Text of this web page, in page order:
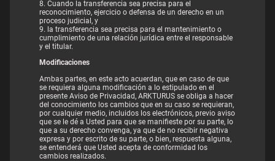
8. Cuando la transferencia sea precisa para el
reconocimiento, ejercicio o defensa de un derecho en un
proceso judicial, y
9. la transferencia sea precisa para el mantenimiento o
cumplimiento de una relación jurídica entre el responsable
y el titular.
Modificaciones
Ambas partes, en este acto acuerdan, que en caso de que
se requiera alguna modificación a lo estipulado en el
presente Aviso de Privacidad, ARKTURUS se obliga a hacer
del conocimiento los cambios que en su caso se requieran,
por cualquier medio, incluidos los electrónicos, previo aviso
que se le dé a Usted para que se manifieste por su parte, lo
que a su derecho convenga, ya que de no recibir negativa
expresa y por escrito de su parte, o bien, respuesta alguna,
se entenderá que Usted acepta de conformidad los
cambios realizados.